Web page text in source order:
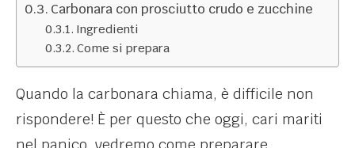
Carbonara con prosciutto crudo e zucchine
Ingredienti
Come si prepara
Quando la carbonara chiama, è difficile non
rispondere! È per questo che oggi, cari mariti
nel panico, vedremo come preparare